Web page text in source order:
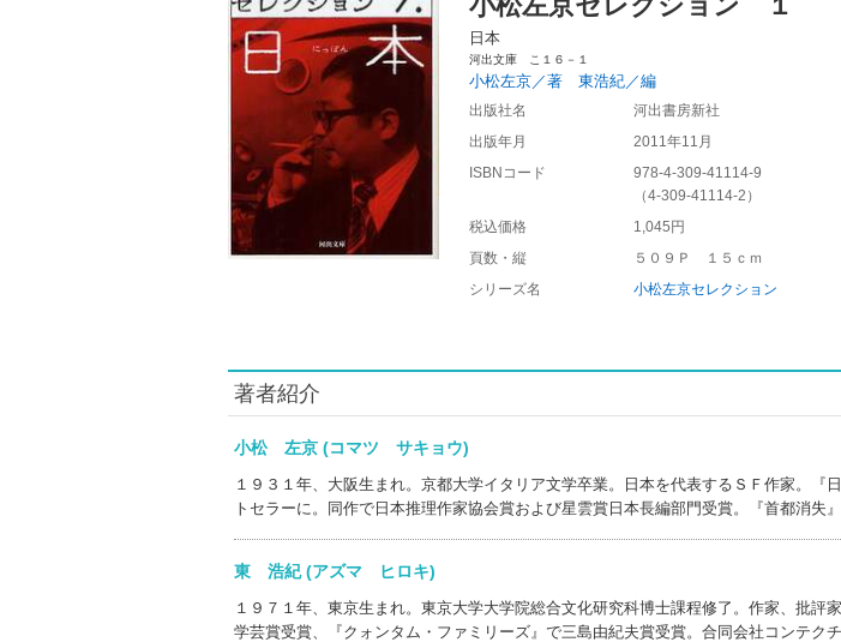
日本
河出文庫 こ１６－１
小松左京／著 東浩紀／編
出版社名
河出書房新社
出版年月
2011年11月
ISBNコード
978-4-309-41114-9
（4-309-41114-2 ）
税込価格
1,045円
頁数・縦
５０９Ｐ １５ｃｍ
シリーズ名
小松左京セレクション
著者紹介
小松 左京 (コマツ サキョウ)
１９３１年、大阪生まれ。京都大学イタリア文学卒業。日本を代表するＳＦ作家。『
トセラーに。同作で日本推理作家協会賞および星雲賞日本長編部門受賞。『首都消失
東 浩紀 (アズマ ヒロキ)
１９７１年、東京生まれ。東京大学大学院総合文化研究科博士課程修了。作家、批評
学芸賞受賞、『クォンタム・ファミリーズ』で三島由紀夫賞受賞。合同会社コンテク